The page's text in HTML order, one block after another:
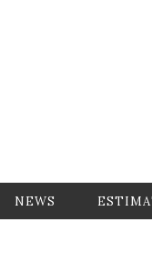
NEWS